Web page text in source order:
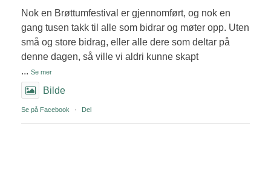
Nok en Brøttumfestival er gjennomført, og nok en
gang tusen takk til alle som bidrar og møter opp. Uten
små og store bidrag, eller alle dere som deltar på
denne dagen, så ville vi aldri kunne skapt
... Se mer
Bilde
Se på Facebook · Del